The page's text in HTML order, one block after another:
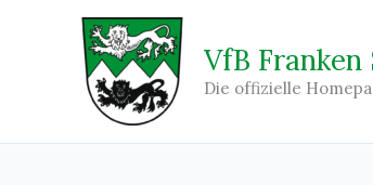
VfB
Die offizielle